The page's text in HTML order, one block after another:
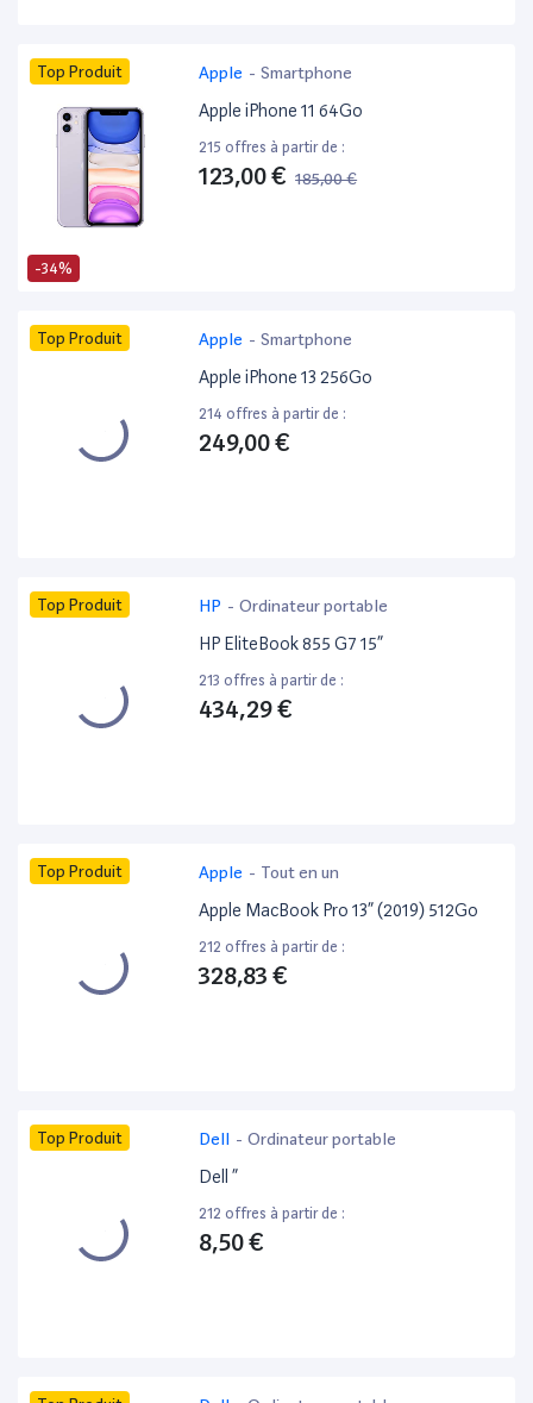
-34%
Top Produit Apple - Smartphone
Apple iPhone 11 64Go
215 offres à partir de :
123,00 € 185,00 €
Top Produit Apple - Smartphone
Apple iPhone 13 256Go
214 offres à partir de :
249,00 €
Top Produit HP - Ordinateur portable
HP EliteBook 855 G7 15”
213 offres à partir de :
434,29 €
Top Produit Apple - Tout en un
Apple MacBook Pro 13” (2019) 512Go
212 offres à partir de :
328,83 €
Top Produit Dell - Ordinateur portable
Dell ”
212 offres à partir de :
8,50 €